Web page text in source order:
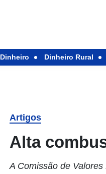
Dinheiro Dinheiro Rural
Artigos
Alta
A Comissão de